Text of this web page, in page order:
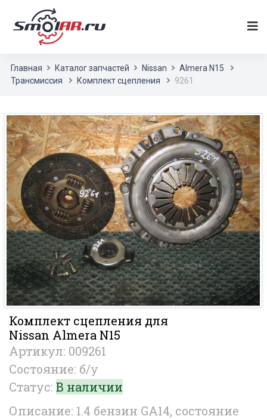
Главная Каталог запчастей Nissan
Almera N15
Трансмиссия
Комплект сцепления 9261
Комплект сцепления для
Nissan Almera N15
Артикул: 009261
Состояние: б/у
Статус: В наличии
Описание: 1.4 бензин GA14, состояние